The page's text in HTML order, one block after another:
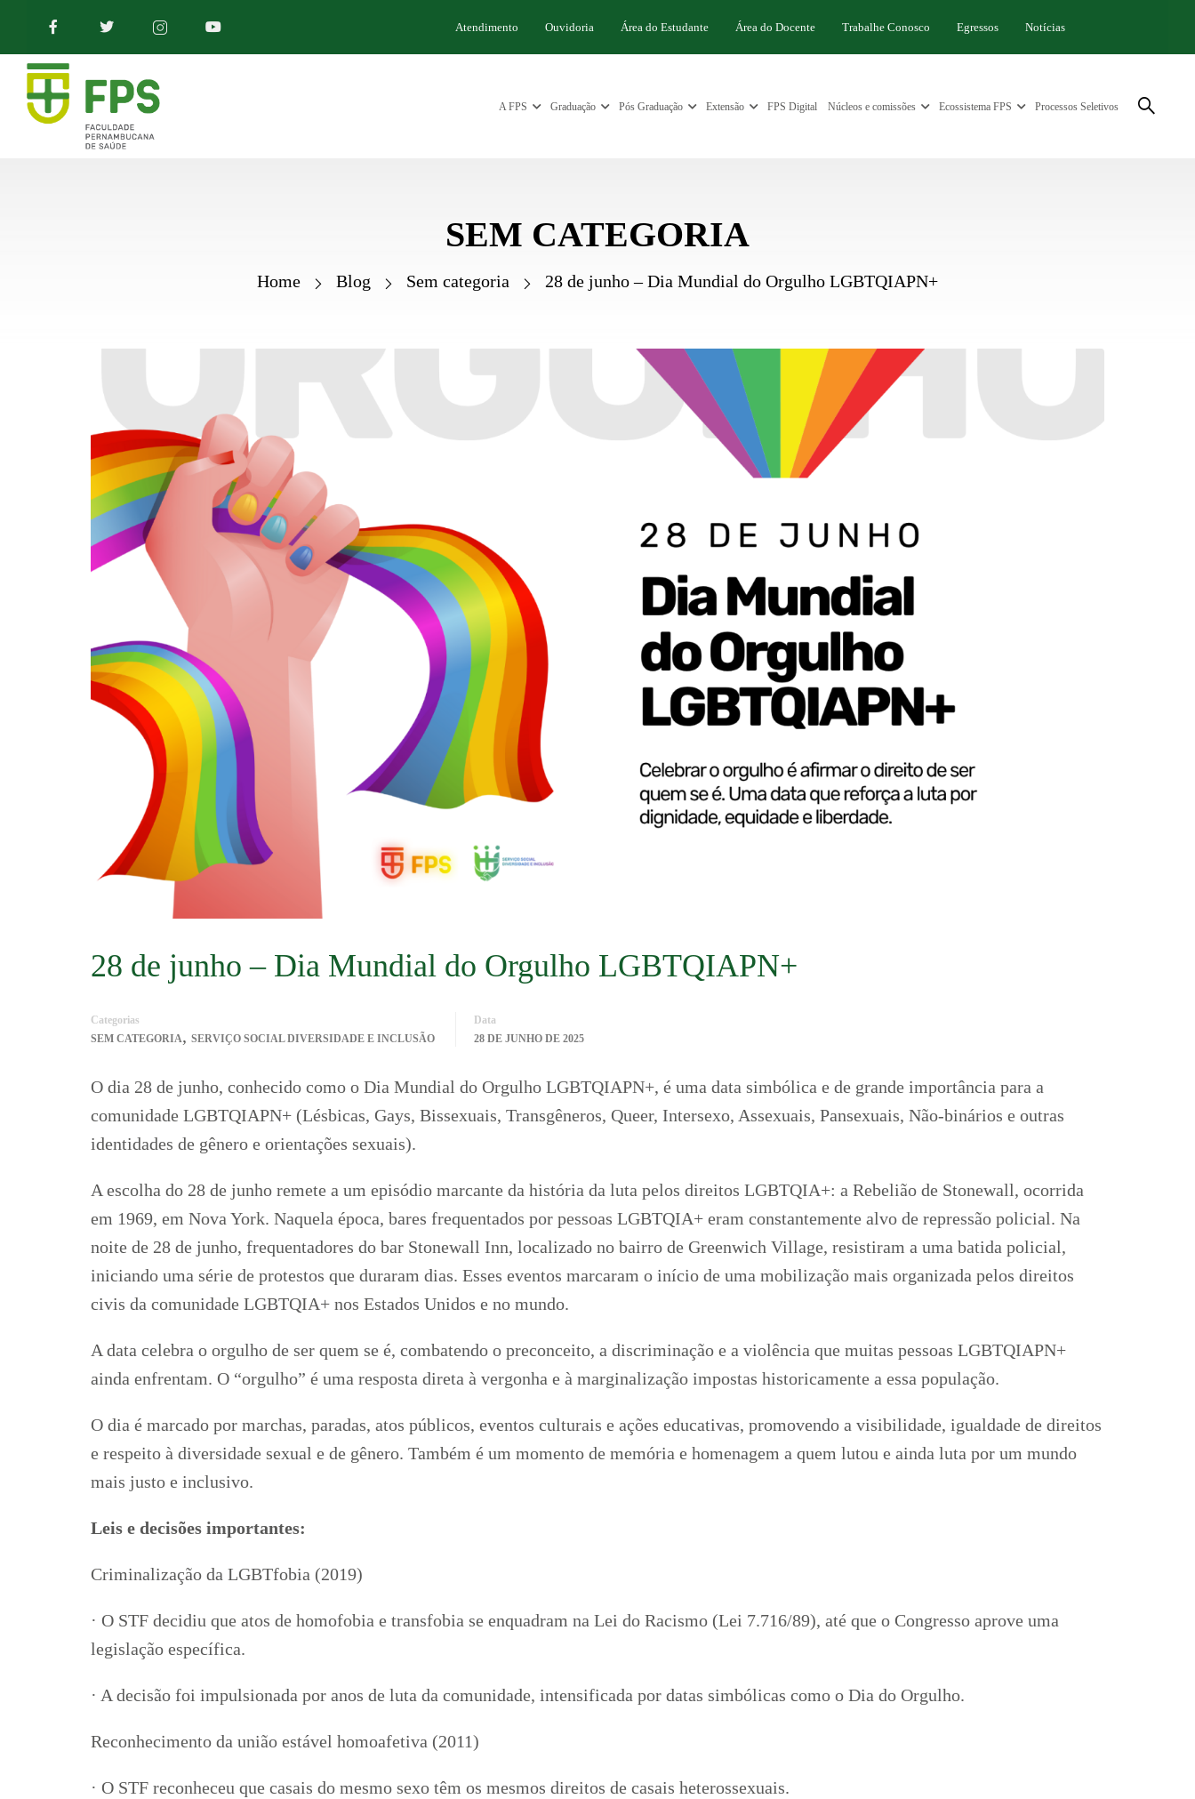
Atendimento Ouvidoria Área do Estudante Área do Docente Trabalhe Conosco Egressos Notícias
A FPS Graduação Pós Graduação Extensão FPS Digital Núcleos e comissões Ecossistema FPS Processos Seletivos
SEM CATEGORIA
Home Blog Sem categoria 28 de junho – Dia Mundial do Orgulho LGBTQIAPN+
28 de junho – Dia Mundial do Orgulho LGBTQIAPN+
Categorias
SEM CATEGORIA, SERVIÇO SOCIAL DIVERSIDADE E INCLUSÃO
Data
28 DE JUNHO DE 2025
O dia 28 de junho, conhecido como o Dia Mundial do Orgulho LGBTQIAPN+, é uma data simbólica e de grande importância para a
comunidade LGBTQIAPN+ (Lésbicas, Gays, Bissexuais, Transgêneros, Queer, Intersexo, Assexuais, Pansexuais, Não-binários e outras
identidades de gênero e orientações sexuais).
A escolha do 28 de junho remete a um episódio marcante da história da luta pelos direitos LGBTQIA+: a Rebelião de Stonewall, ocorrida
em 1969, em Nova York. Naquela época, bares frequentados por pessoas LGBTQIA+ eram constantemente alvo de repressão policial. Na
noite de 28 de junho, frequentadores do bar Stonewall Inn, localizado no bairro de Greenwich Village, resistiram a uma batida policial,
iniciando uma série de protestos que duraram dias. Esses eventos marcaram o início de uma mobilização mais organizada pelos direitos
civis da comunidade LGBTQIA+ nos Estados Unidos e no mundo.
A data celebra o orgulho de ser quem se é, combatendo o preconceito, a discriminação e a violência que muitas pessoas LGBTQIAPN+
ainda enfrentam. O “orgulho” é uma resposta direta à vergonha e à marginalização impostas historicamente a essa população.
O dia é marcado por marchas, paradas, atos públicos, eventos culturais e ações educativas, promovendo a visibilidade, igualdade de direitos
e respeito à diversidade sexual e de gênero. Também é um momento de memória e homenagem a quem lutou e ainda luta por um mundo
mais justo e inclusivo.
Leis e decisões importantes:
Criminalização da LGBTfobia (2019)
· O STF decidiu que atos de homofobia e transfobia se enquadram na Lei do Racismo (Lei 7.716/89), até que o Congresso aprove uma
legislação específica.
· A decisão foi impulsionada por anos de luta da comunidade, intensificada por datas simbólicas como o Dia do Orgulho.
Reconhecimento da união estável homoafetiva (2011)
· O STF reconheceu que casais do mesmo sexo têm os mesmos direitos de casais heterossexuais.